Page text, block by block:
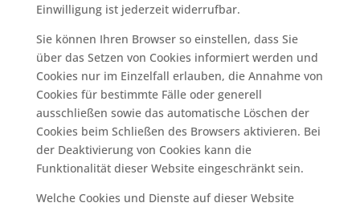
Einwilligung ist jederzeit widerrufbar.
Sie können Ihren Browser so einstellen, dass Sie
über das Setzen von Cookies informiert werden und
Cookies nur im Einzelfall erlauben, die Annahme von
Cookies für bestimmte Fälle oder generell
ausschließen sowie das automatische Löschen der
Cookies beim Schließen des Browsers aktivieren. Bei
der Deaktivierung von Cookies kann die
Funktionalität dieser Website eingeschränkt sein.
Welche Cookies und Dienste auf dieser Website